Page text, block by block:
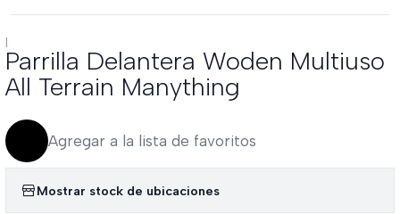
|
Parrilla Delantera Woden Multiuso
All Terrain Manything
Agregar a la lista de favoritos
Mostrar stock de ubicaciones